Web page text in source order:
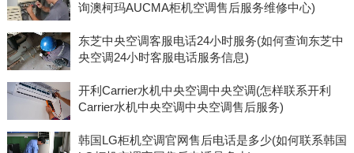
询澳柯玛AUCMA柜机空调售后服务维修中心)
东芝中央空调客服电话24小时服务(如何查询东芝中
央空调24小时客服电话服务信息)
开利Carrier水机中央空调中央空调(怎样联系开利
Carrier水机中央空调中央空调售后服务)
韩国LG柜机空调官网售后电话是多少(如何联系韩国